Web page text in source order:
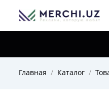
Главная Каталог